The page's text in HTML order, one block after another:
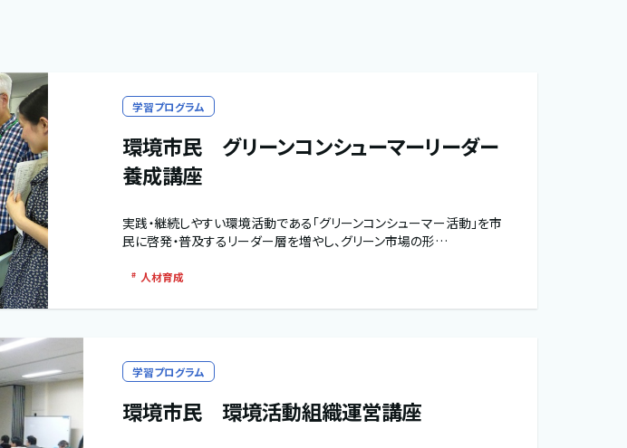
学習プログラム
環境市民 グリーンコンシューマーリーダー
養成講座
実践・継続しやすい環境活動である「グリーンコンシューマー活動」を市
民に啓発・普及するリーダー層を増やし、グリーン市場の形…
人材育成
学習プログラム
環境市民 環境活動組織運営講座